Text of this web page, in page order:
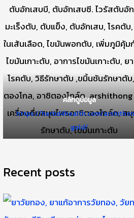
คลิกดูข้อมูล
https://herbd4health.com/
gold/
Recent posts